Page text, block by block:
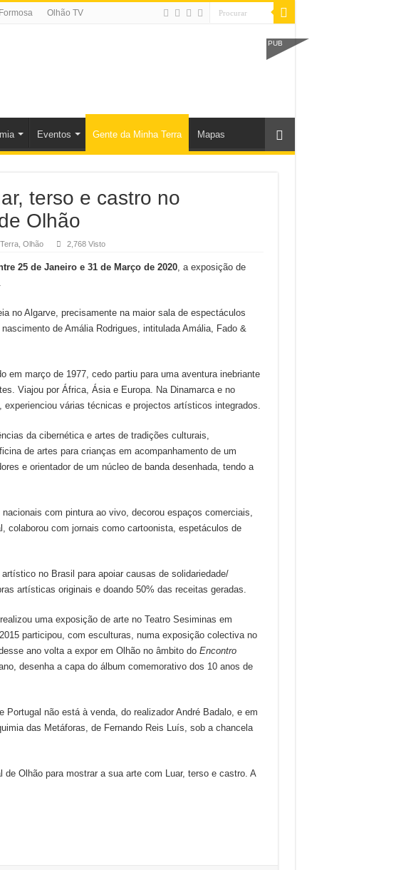
Olhão TV
PUB
Eventos Gente da Minha Terra Mapas
terso e castro no
Olhão
, Olhão 2,768 Visto
25 de Janeiro e 31 de Março de 2020, a exposição de
no Algarve, precisamente na maior sala de espectáculos
de Amália Rodrigues, intitulada Amália, Fado &
em março de 1977, cedo partiu para uma aventura inebriante
Viajou por África, Ásia e Europa. Na Dinamarca e no
várias técnicas e projectos artísticos integrados.
da cibernética e artes de tradições culturais,
de artes para crianças em acompanhamento de um
e orientador de um núcleo de banda desenhada, tendo a
com pintura ao vivo, decorou espaços comerciais,
colaborou com jornais como cartoonista, espetáculos de
no Brasil para apoiar causas de solidariedade/
artísticas originais e doando 50% das receitas geradas.
uma exposição de arte no Teatro Sesiminas em
participou, com esculturas, numa exposição colectiva no
ano volta a expor em Olhão no âmbito do Encontro
desenha a capa do álbum comemorativo dos 10 anos de
Portugal não está à venda, do realizador André Badalo, e em
das Metáforas, de Fernando Reis Luís, sob a chancela
de Olhão para mostrar a sua arte com Luar, terso e castro. A